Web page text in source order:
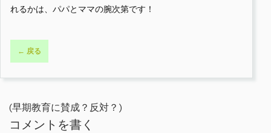
れるかは、パパとママの腕次第です！
← 戻る
(早期教育に賛成？反対？)
コメントを書く